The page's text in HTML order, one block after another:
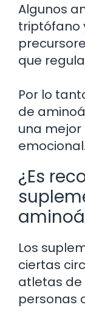
Algunos
triptófano
que
Por lo
de
una
emocional.
¿Es
Los
ciertas
atletas de
personas